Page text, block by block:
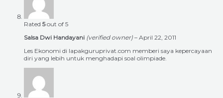
Rated 5out of 5
Salsa Dwi Handayani (verified owner) – April 22, 2011
Les Ekonomi di lapakguruprivat.com memberi saya kepercayaan
diri yang lebih untuk menghadapi soal olimpiade.